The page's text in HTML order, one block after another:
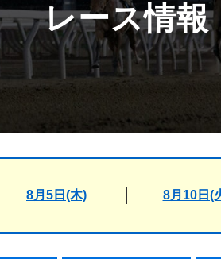
払戻金一覧
騎手成績表
馬番成績表
オッズ
教映像
情報
成要領
新馬
レース情報
8月5日(木) 8月10日(